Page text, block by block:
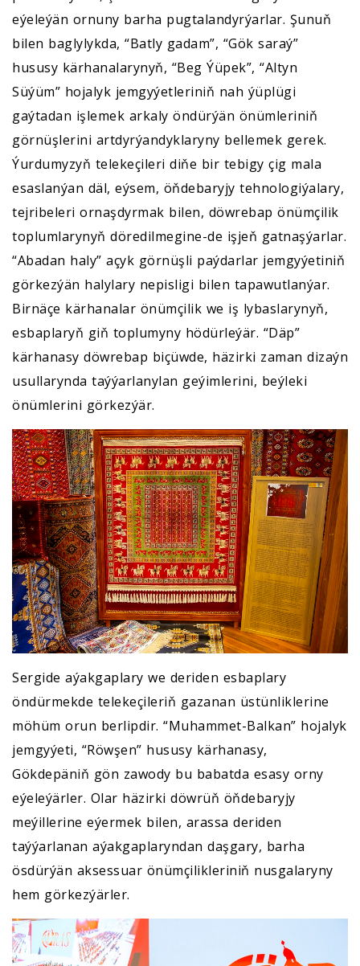
eýeleýän ornuny barha pugtalandyrýarlar. Şunuň
bilen baglylykda, “Batly gadam”, “Gök saraý”
hususy kärhanalarynyň, “Beg Ýüpek”, “Altyn
Süýüm” hojalyk jemgyýetleriniň nah ýüplügi
gaýtadan işlemek arkaly öndürýän önümleriniň
görnüşlerini artdyrýandyklaryny bellemek gerek.
Ýurdumyzyň telekeçileri diňe bir tebigy çig mala
esaslanýan däl, eýsem, öňdebaryjy tehnologiýalary,
tejribeleri ornaşdyrmak bilen, döwrebap önümçilik
toplumlarynyň döredilmegine-de işjeň gatnaşýarlar.
“Abadan haly” açyk görnüşli paýdarlar jemgyýetiniň
görkezýän halylary nepisligi bilen tapawutlanýar.
Birnäçe kärhanalar önümçilik we iş lybaslarynyň,
esbaplaryň giň toplumyny hödürleýär. “Däp”
kärhanasy döwrebap biçüwde, häzirki zaman dizaýn
usullarynda taýýarlanylan geýimlerini, beýleki
önümlerini görkezýär.
Sergide aýakgaplary we deriden esbaplary
öndürmekde telekeçileriň gazanan üstünliklerine
möhüm orun berlipdir. “Muhammet-Balkan” hojalyk
jemgyýeti, “Röwşen” hususy kärhanasy,
Gökdepäniň gön zawody bu babatda esasy orny
eýeleýärler. Olar häzirki döwrüň öňdebaryjy
meýillerine eýermek bilen, arassa deriden
taýýarlanan aýakgaplaryndan daşgary, barha
ösdürýän aksessuar önümçilikleriniň nusgalaryny
hem görkezýärler.